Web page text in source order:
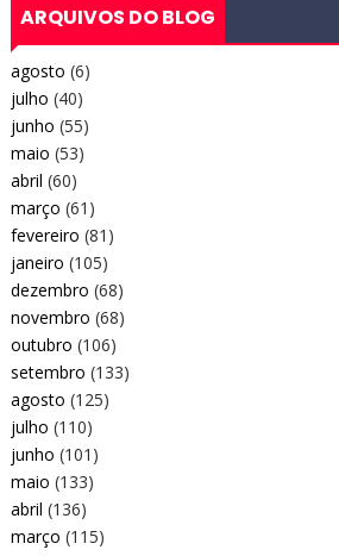
ARQUIVOS DO BLOG
agosto (6)
julho (40)
junho (55)
maio (53)
abril (60)
março (61)
fevereiro (81)
janeiro (105)
dezembro (68)
novembro (68)
outubro (106)
setembro (133)
agosto (125)
julho (110)
junho (101)
maio (133)
abril (136)
março (115)